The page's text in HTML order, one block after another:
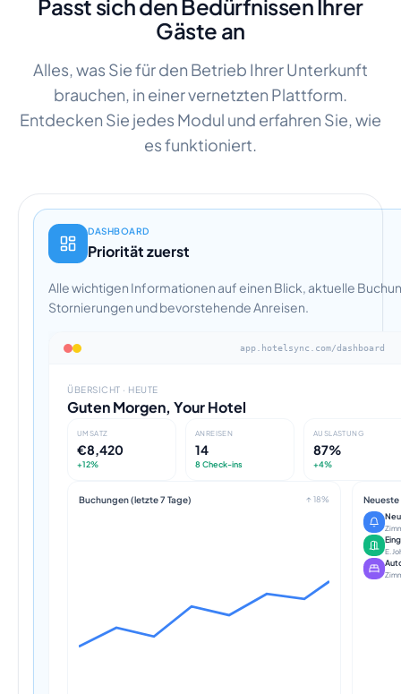
Passt sich den Bedürfnissen Ihrer
Gäste an
Alles, was Sie für den Betrieb Ihrer Unterkunft
brauchen, in einer vernetzten Plattform.
Entdecken Sie jedes Modul und erfahren Sie, wie
es funktioniert.
DASHBOARD
Priorität zuerst
Alle wichtigen Informationen auf einen Blick, aktuelle
Stornierungen und bevorstehende Anreisen.
app.hotelsync.com/dashboard
ÜBERSICHT · HEUTE
Guten Morgen, Your Hotel
UMSATZ
€8,420
+12%
ANREISEN
14
8 Check-ins
AUSLASTUNG
87%
+4%
Buchungen (letzte 7 Tage) ↑ 18%
E.